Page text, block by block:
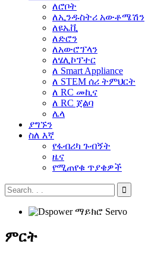
ለሮቦት
ለኢንዱስትሪ አውቶሜሽን
ለዩኤቪ
ለድሮን
ለአውሮፕላን
ለሄሊኮፕተር
ለ Smart Appliance
ለ STEM ሰሪ ትምህርት
ለ RC መኪና
ለ RC ጀልባ
ሌላ
ያግኙን
ስለ እኛ
የፋብሪካ ጉብኝት
ዜና
የሚጠየቁ ጥያቄዎች
ምርት